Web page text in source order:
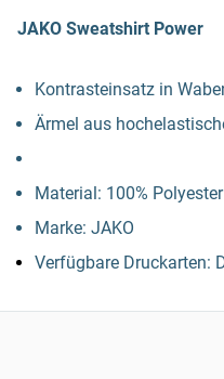
JAKO Sweatshirt Power
Kontrasteinsatz in
Ärmel aus
Material: 100%
Marke: JAKO
Verfügbare Druckarten: